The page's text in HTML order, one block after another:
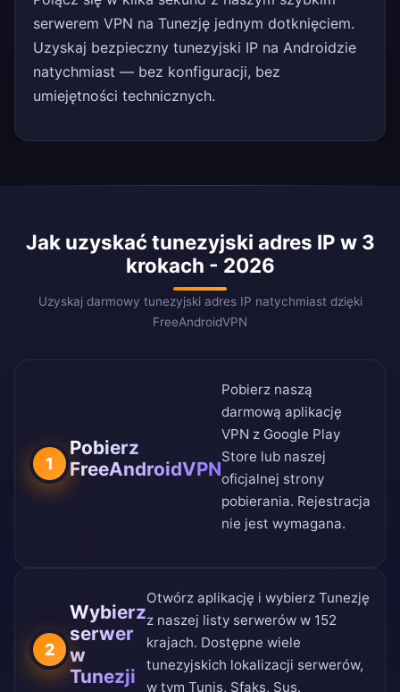
serwerem VPN na Tunezję jednym dotknięciem.
Uzyskaj bezpieczny tunezyjski IP na Androidzie
natychmiast — bez konfiguracji, bez
umiejętności technicznych.
Jak uzyskać tunezyjski adres IP w 3
krokach - 2026
Uzyskaj darmowy tunezyjski adres IP natychmiast dzięki
FreeAndroidVPN
1
Pobierz
FreeAndroidVPN
Pobierz naszą
darmową aplikację
VPN z Google Play
Store lub naszej
oficjalnej strony
pobierania. Rejestracja
nie jest wymagana.
2
Wybierz
serwer
w
Tunezji
Otwórz aplikację i wybierz Tunezję
z naszej listy serwerów w 152
krajach. Dostępne wiele
tunezyjskich lokalizacji serwerów,
w tym Tunis, Sfaks, Sus.